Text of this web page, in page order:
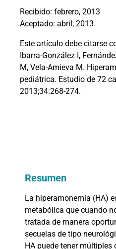
Recibido: febrero, 2013
Aceptado: abril, 2013.
Este artículo debe citarse
Ibarra-González I,
M, Vela-Amieva M.
pediátrica. Estudio de 72
2013;34:268-274.
Resumen
La hiperamonemia (HA)
metabólica que cuando
tratada de manera
secuelas de tipo
HA puede tener múltiples